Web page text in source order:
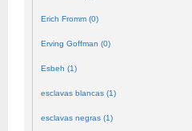
Erich Fromm (0)
Erving Goffman (0)
Esbeh (1)
esclavas blancas (1)
esclavas negras (1)